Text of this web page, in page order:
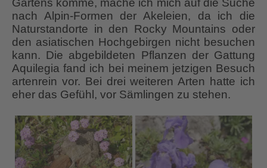
Gartens komme, mache ich mich auf die Suche
nach Alpin-Formen der Akeleien, da ich die
Naturstandorte in den Rocky Mountains oder
den asiatischen Hochgebirgen nicht besuchen
kann. Die abgebildeten Pflanzen der Gattung
Aquilegia fand ich bei meinem jetzigen Besuch
artenrein vor. Bei drei weiteren Arten hatte ich
eher das Gefühl, vor Sämlingen zu stehen.